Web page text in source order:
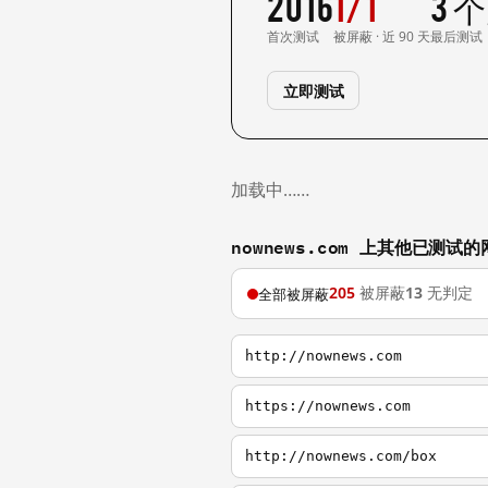
首次测试 被屏蔽 · 近 90 天最后测试
立即测试
加载中……
nownews.com 上其他已测试的
全部被屏蔽205 被屏蔽13 无判定
http://nownews.com
https://nownews.com
http://nownews.com/box